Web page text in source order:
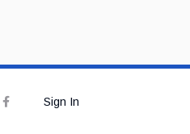
Sign In